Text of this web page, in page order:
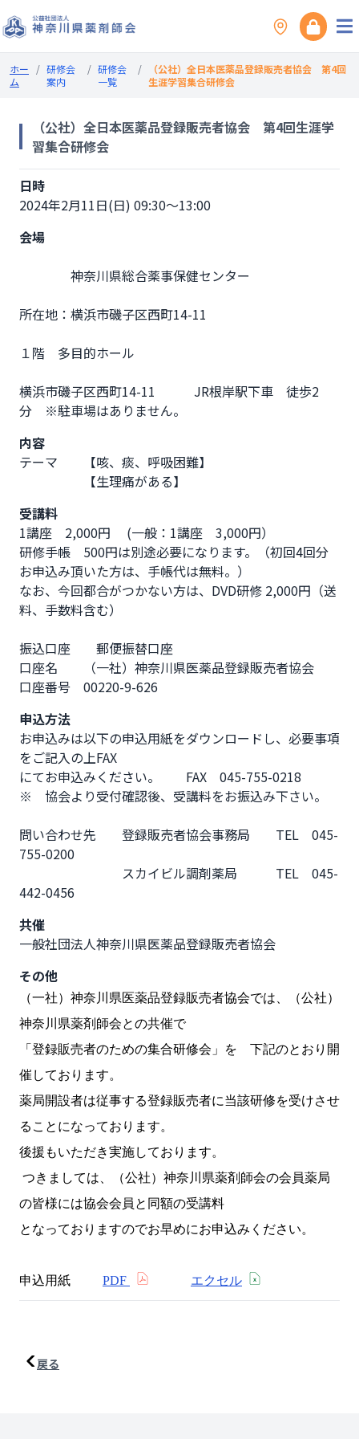
ホー
ム
/ 研修会
案内
/ 研修会
一覧
/
（公社）全日本医薬品登録販売者協会 第4回
生涯学習集合研修会
（公社）全日本医薬品登録販売者協会 第4回生涯学
習集合研修会
日時
2024年2月11日(日) 09:30～13:00
会場
所在地：横浜市磯子区西町14-11
１階　多目的ホール
横浜市磯子区西町14-11　　　JR根岸駅下車　徒歩2
分　※駐車場はありません。
内容
テーマ　　【咳、痰、呼吸困難】
【生理痛がある】
受講料
1講座　2,000円　 (一般：1講座　3,000円）
研修手帳　500円は別途必要になります。（初回4回分
お申込み頂いた方は、手帳代は無料。）
なお、今回都合がつかない方は、DVD研修 2,000円（送
料、手数料含む）
振込口座　　郵便振替口座
口座名　　（一社）神奈川県医薬品登録販売者協会
口座番号　00220-9-626
申込方法
お申込みは以下の申込用紙をダウンロードし、必要事項
をご記入の上FAX
にてお申込みください。　　FAX　045-755-0218
※　協会より受付確認後、受講料をお振込み下さい。
問い合わせ先　　登録販売者協会事務局　　TEL　045-
755-0200
スカイビル調剤薬局　　　TEL　045-
442-0456
共催
一般社団法人神奈川県医薬品登録販売者協会
その他
（一社）神奈川県医薬品登録販売者協会では、（公社）
神奈川県薬剤師会との共催で
「登録販売者のための集合研修会」を 下記のとおり開
催しております。
薬局開設者は従事する登録販売者に当該研修を受けさせ
ることになっております。
後援もいただき実施しております。
つきましては、（公社）神奈川県薬剤師会の会員薬局
の皆様には協会会員と同額の受講料
となっておりますのでお早めにお申込みください。
申込用紙 PDF エクセル
戻る